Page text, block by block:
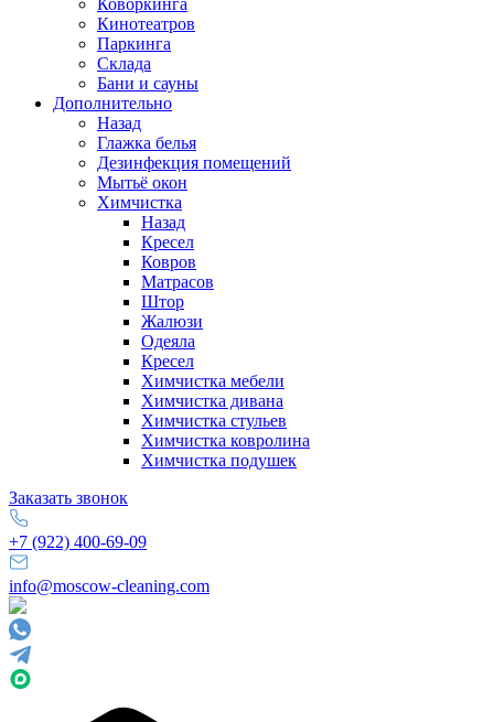
Коворкинга
Кинотеатров
Паркинга
Склада
Бани и сауны
Дополнительно
Назад
Глажка белья
Дезинфекция помещений
Мытьё окон
Химчистка
Назад
Кресел
Ковров
Матрасов
Штор
Жалюзи
Одеяла
Кресел
Химчистка мебели
Химчистка дивана
Химчистка стульев
Химчистка ковролина
Химчистка подушек
Заказать звонок
+7 (922) 400-69-09
info@moscow-cleaning.com